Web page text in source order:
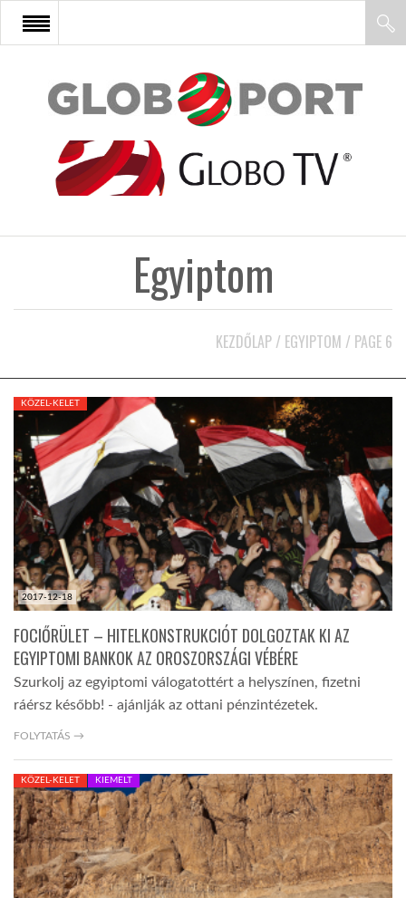
FŐOLDAL
AFRIKA
KÖZEL-KELET
AUSZTRÁLIA
A VILÁG ITTHON
GLOBOTV BP
HÍR3D
TROPICALMAGAZIN
Egyiptom
KEZDŐLAP / EGYIPTOM / PAGE 6
2017-12-18
KÖZEL-KELET
FOCIŐRÜLET – HITELKONSTRUKCIÓT DOLGOZTAK KI AZ
EGYIPTOMI BANKOK AZ OROSZORSZÁGI VÉBÉRE
Szurkolj az egyiptomi válogatottért a helyszínen, fizetni
ráérsz később! - ajánlják az ottani pénzintézetek.
FOLYTATÁS →
KÖZEL-KELET KIEMELT